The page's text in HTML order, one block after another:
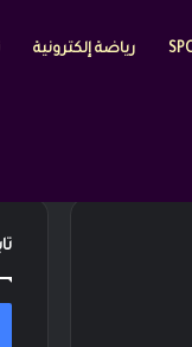
رياضة إلكترونية